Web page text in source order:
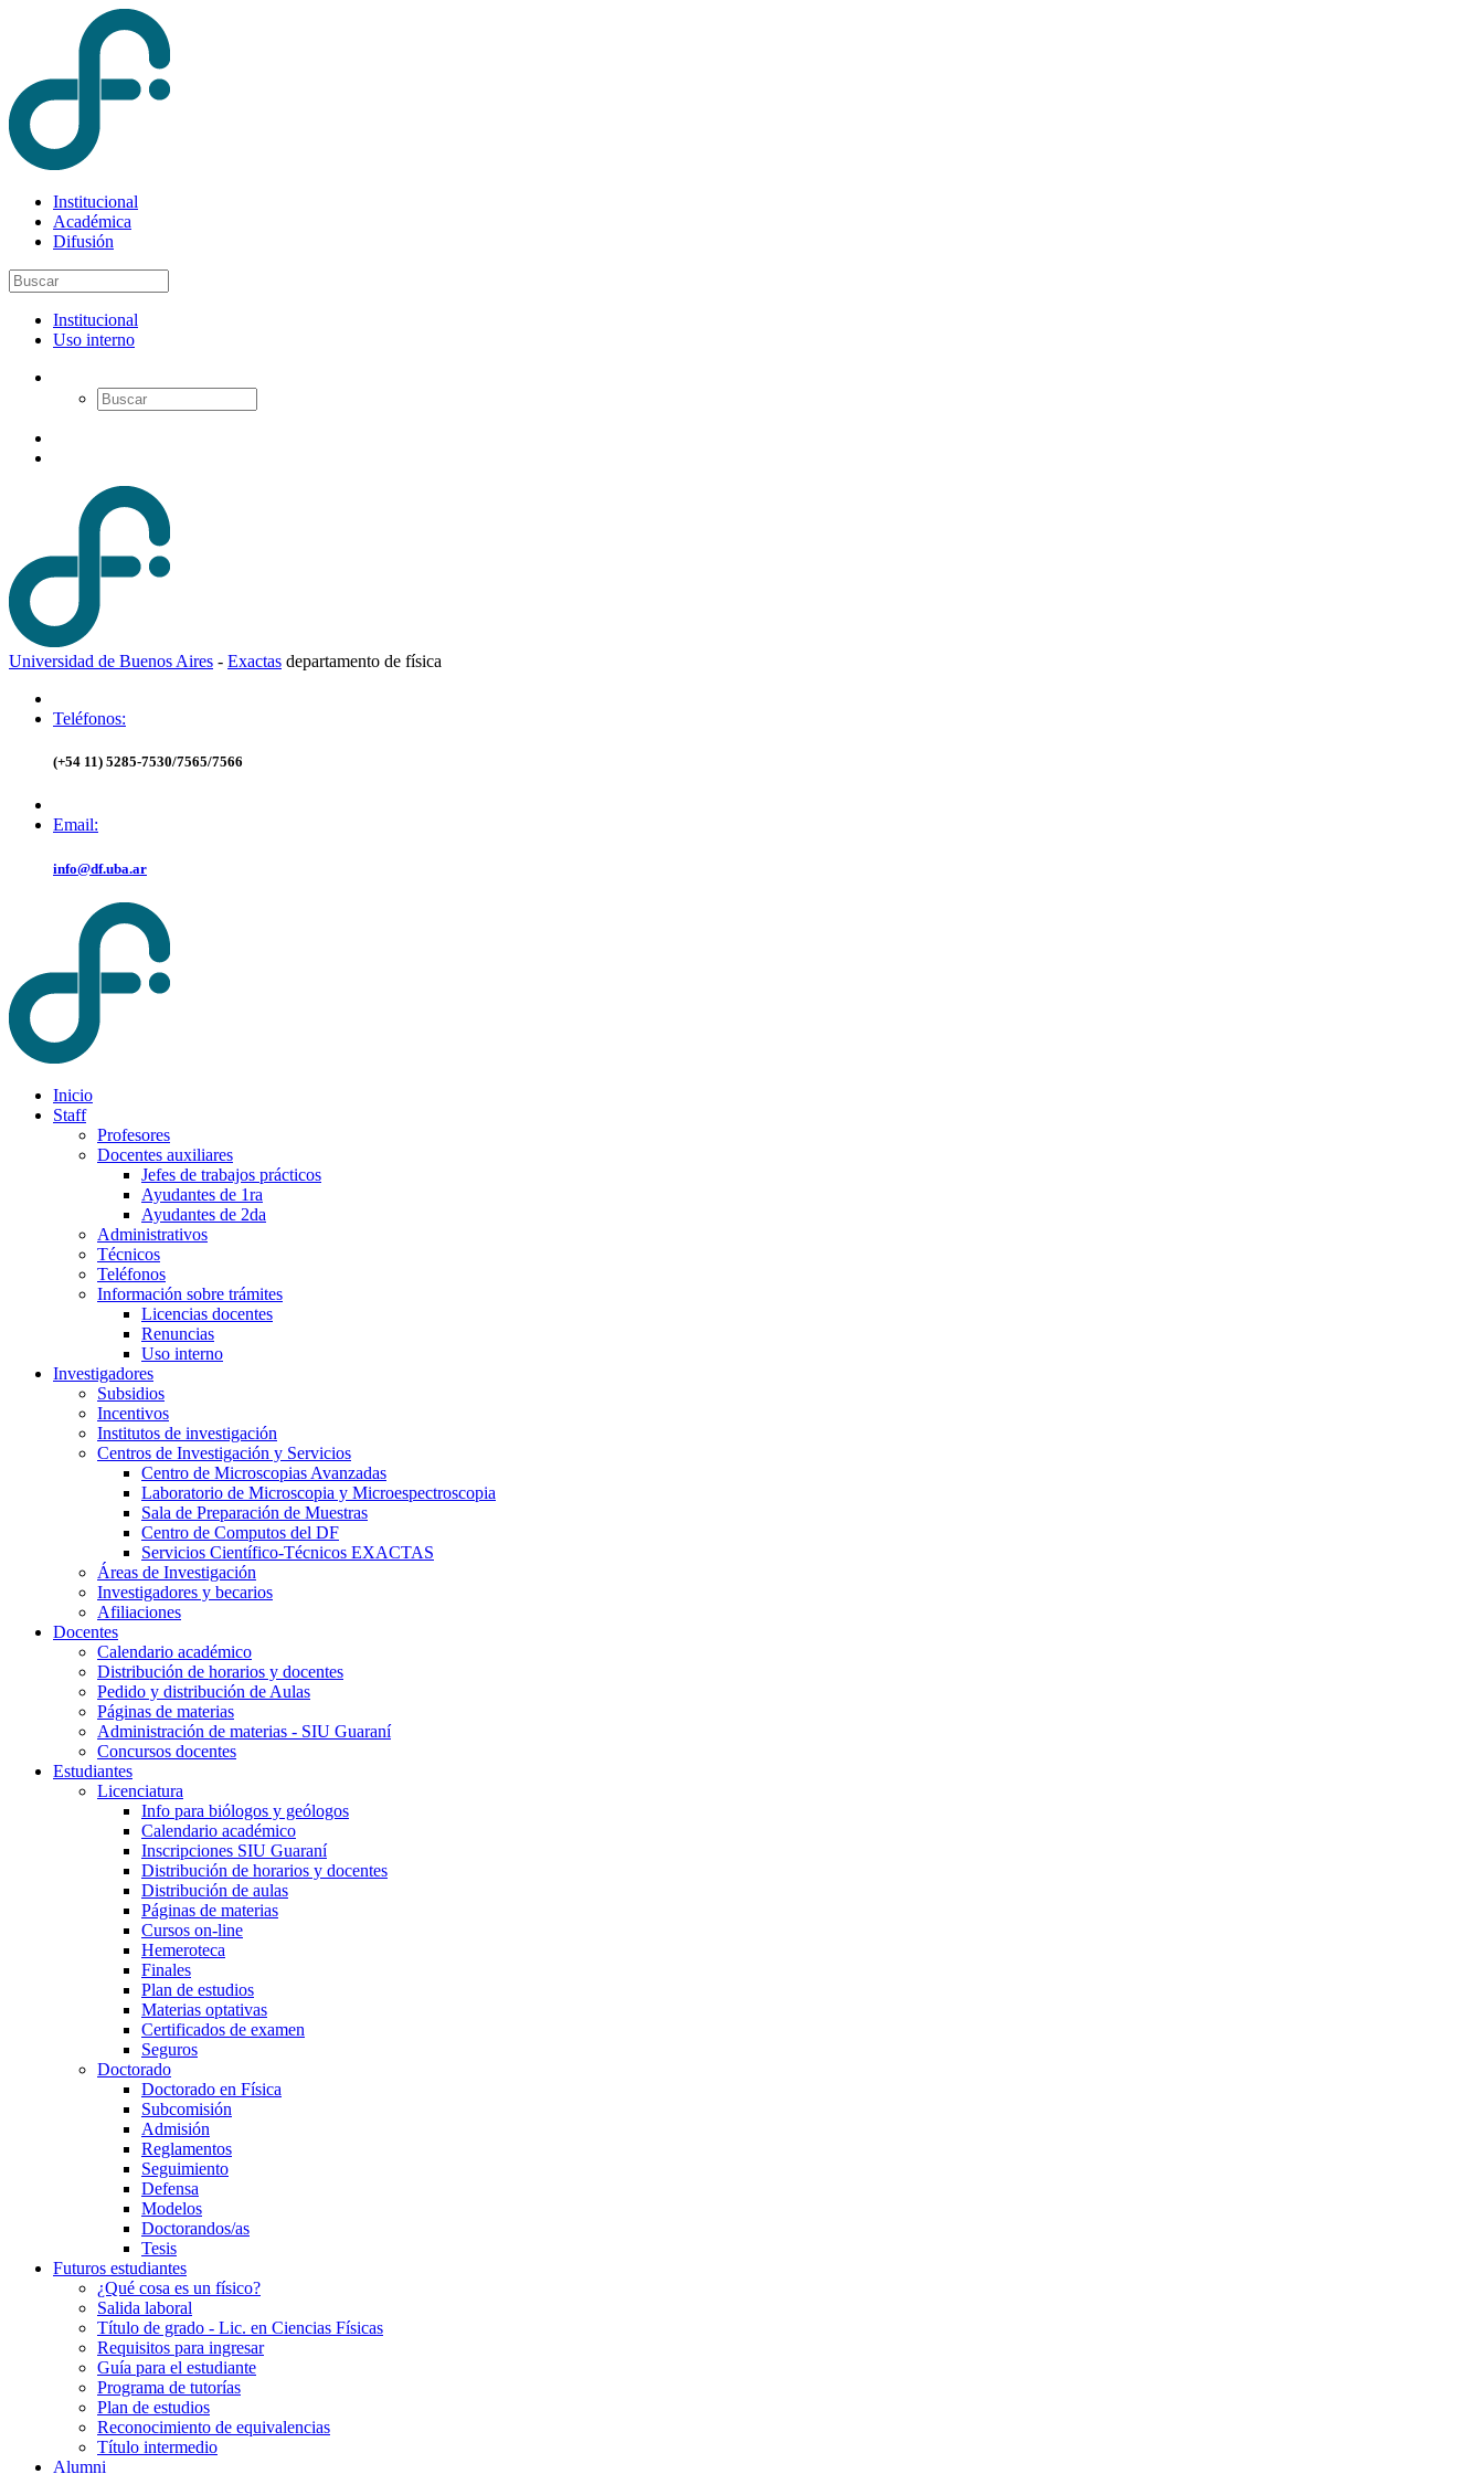
Institucional
Académica
Difusión
Institucional
Uso interno
Universidad de Buenos Aires - Exactas departamento de física
Teléfonos:
(+54 11) 5285-7530/7565/7566
Email:
info@df.uba.ar
Inicio
Staff
Profesores
Docentes auxiliares
Jefes de trabajos prácticos
Ayudantes de 1ra
Ayudantes de 2da
Administrativos
Técnicos
Teléfonos
Información sobre trámites
Licencias docentes
Renuncias
Uso interno
Investigadores
Subsidios
Incentivos
Institutos de investigación
Centros de Investigación y Servicios
Centro de Microscopias Avanzadas
Laboratorio de Microscopia y Microespectroscopia
Sala de Preparación de Muestras
Centro de Computos del DF
Servicios Científico-Técnicos EXACTAS
Áreas de Investigación
Investigadores y becarios
Afiliaciones
Docentes
Calendario académico
Distribución de horarios y docentes
Pedido y distribución de Aulas
Páginas de materias
Administración de materias - SIU Guaraní
Concursos docentes
Estudiantes
Licenciatura
Info para biólogos y geólogos
Calendario académico
Inscripciones SIU Guaraní
Distribución de horarios y docentes
Distribución de aulas
Páginas de materias
Cursos on-line
Hemeroteca
Finales
Plan de estudios
Materias optativas
Certificados de examen
Seguros
Doctorado
Doctorado en Física
Subcomisión
Admisión
Reglamentos
Seguimiento
Defensa
Modelos
Doctorandos/as
Tesis
Futuros estudiantes
¿Qué cosa es un físico?
Salida laboral
Título de grado - Lic. en Ciencias Físicas
Requisitos para ingresar
Guía para el estudiante
Programa de tutorías
Plan de estudios
Reconocimiento de equivalencias
Título intermedio
Alumni